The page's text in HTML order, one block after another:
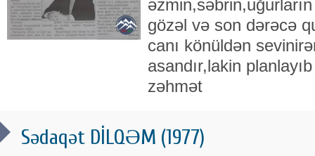
gözəl və son dərəcə
canı könüldən
asandır,lakin
zəhmət
Sədaqət DİLQƏM (1977)